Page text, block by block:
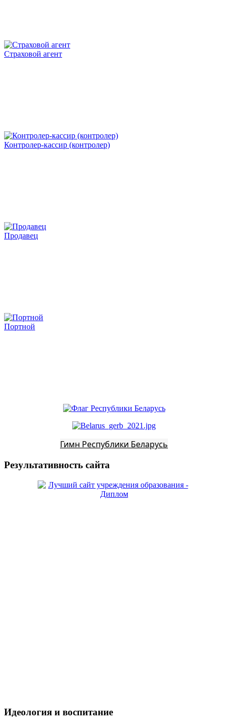
Страховой агент
Контролер-кассир (контролер)
Продавец
Портной
Гимн Республики Беларусь
Результативность сайта
Идеология и воспитание